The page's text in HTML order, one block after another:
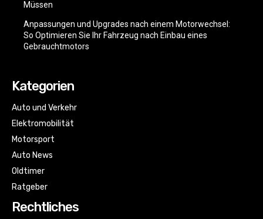
Müssen
Anpassungen und Upgrades nach einem Motorwechsel:
So Optimieren Sie Ihr Fahrzeug nach Einbau eines
Gebrauchtmotors
Kategorien
Auto und Verkehr
Elektromobilität
Motorsport
Auto News
Oldtimer
Ratgeber
Rechtliches